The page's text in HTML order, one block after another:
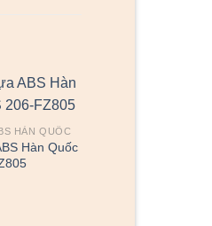
HÀN QUỐC
Hàn Quốc